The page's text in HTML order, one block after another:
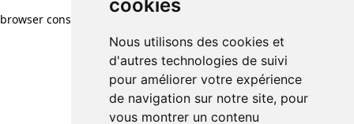
cookies
Nous utilisons des cookies et
d'autres technologies de suivi
pour améliorer votre expérience
de navigation sur notre site, pour
vous montrer un contenu
browser console for more information)